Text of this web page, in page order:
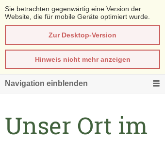
Sie betrachten gegenwärtig eine Version der
Website, die für mobile Geräte optimiert wurde.
Zur Desktop-Version
Hinweis nicht mehr anzeigen
Navigation einblenden
Unser Ort im